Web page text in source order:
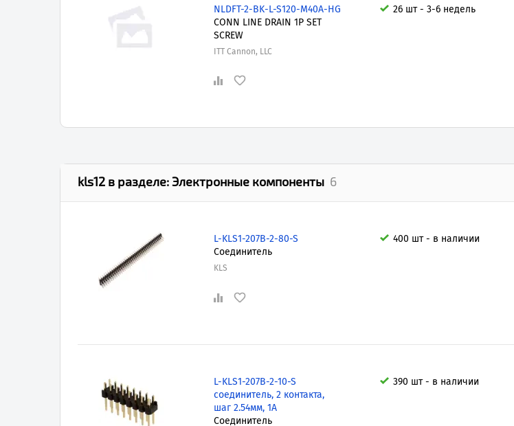
NLDFT-2-BK-L-S120-M40A-HG
CONN LINE DRAIN 1P SET
SCREW
ITT Cannon, LLC
26 шт - 3-6 недель
kls12 в разделе:Электронные компоненты 6
L-KLS1-207B-2-80-S
Соединитель
KLS
400 шт - в наличии
L-KLS1-207B-2-10-S
соединитель, 2 контакта,
шаг 2.54мм, 1А
Соединитель
390 шт - в наличии